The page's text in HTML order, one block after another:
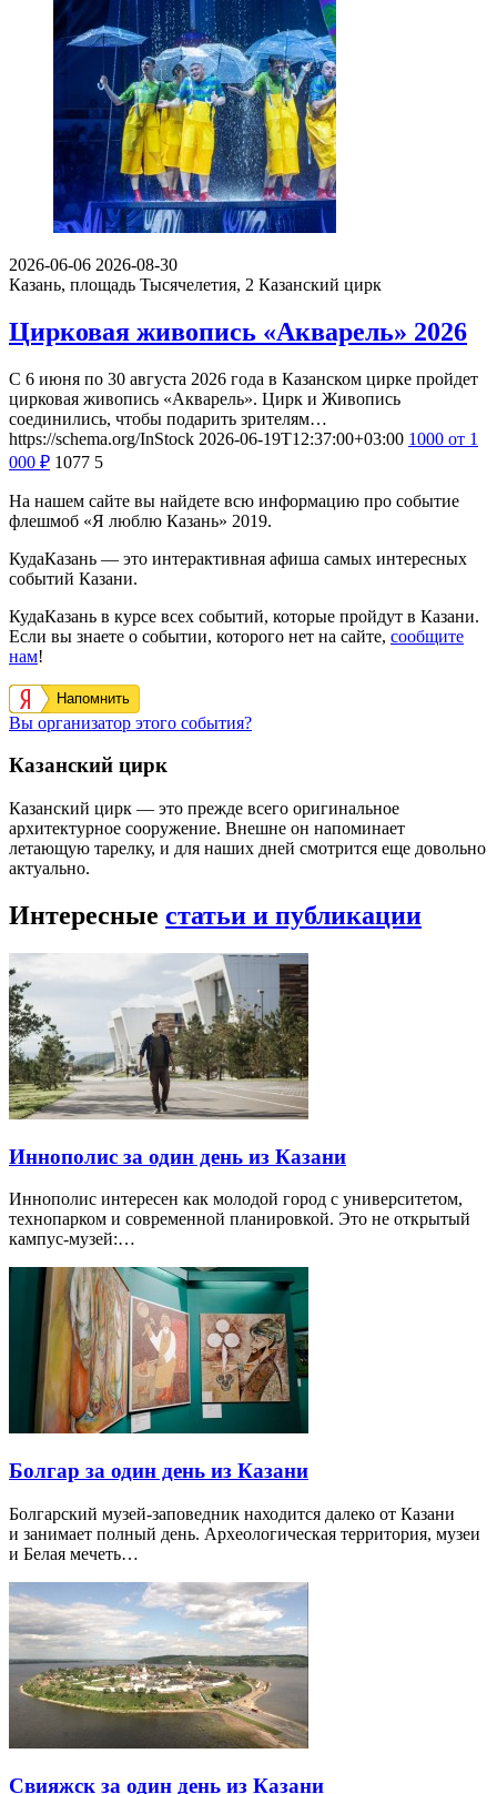
2026-06-06 2026-08-30
Казань, площадь Тысячелетия, 2 Казанский цирк
Цирковая живопись «Акварель» 2026
С 6 июня по 30 августа 2026 года в Казанском цирке пройдет
цирковая живопись «Акварель». Цирк и Живопись
соединились, чтобы подарить зрителям…
https://schema.org/InStock 2026-06-19T12:37:00+03:00 1000 от 1
000 ₽ 1077 5
На нашем сайте вы найдете всю информацию про событие
флешмоб «Я люблю Казань» 2019.
КудаКазань — это интерактивная афиша самых интересных
событий Казани.
КудаКазань в курсе всех событий, которые пройдут в Казани.
Если вы знаете о событии, которого нет на сайте, сообщите
нам!
Напомнить
Вы организатор этого события?
Казанский цирк
Казанский цирк — это прежде всего оригинальное
архитектурное сооружение. Внешне он напоминает
летающую тарелку, и для наших дней смотрится еще довольно
актуально.
Интересные статьи и публикации
Иннополис за один день из Казани
Иннополис интересен как молодой город с университетом,
технопарком и современной планировкой. Это не открытый
кампус-музей:…
Болгар за один день из Казани
Болгарский музей-заповедник находится далеко от Казани
и занимает полный день. Археологическая территория, музеи
и Белая мечеть…
Свияжск за один день из Казани